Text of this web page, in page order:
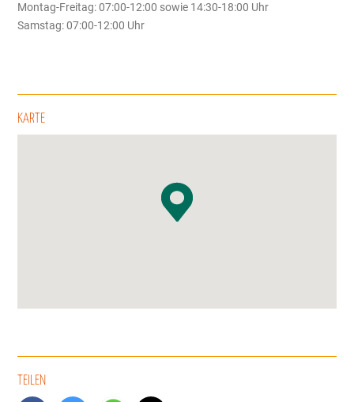
Montag-Freitag: 07:00-12:00 sowie 14:30-18:00 Uhr
Samstag: 07:00-12:00 Uhr
KARTE
TEILEN